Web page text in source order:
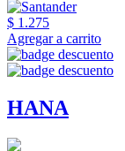
$ 1.275
Agregar a carrito
HANA